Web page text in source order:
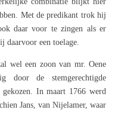
Met de predikant trok hij
daar voor te zingen als er
daarvoor een toelage.
wel een zoon van mr. Oene
door de stemgerechtigde
In maart 1766 werd
Jans, van Nijelamer, waar